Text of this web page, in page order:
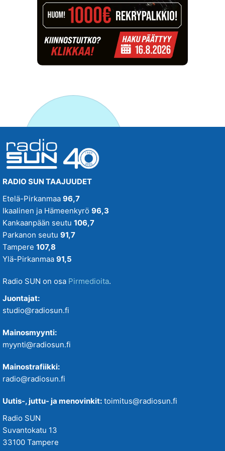
RADIO SUN TAAJUUDET
Etelä-Pirkanmaa 96,7
Ikaalinen ja Hämeenkyrö 96,3
Kankaanpään seutu 106,7
Parkanon seutu 91,7
Tampere 107,8
Ylä-Pirkanmaa 91,5
Radio SUN on osa Pirmedioita.
Juontajat:
studio@radiosun.fi
Mainosmyynti:
myynti@radiosun.fi
Mainostrafiikki:
radio@radiosun.fi
Uutis-, juttu- ja menovinkit: toimitus@radiosun.fi
Radio SUN
Suvantokatu 13
33100 Tampere